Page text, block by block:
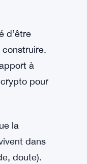
top dix
dire ce
d’être